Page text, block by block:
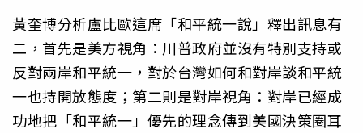
黃奎博分析盧比歐這席「和平統一說」釋出訊息有
二，首先是美方視角：川普政府並沒有特別支持或
反對兩岸和平統一，對於台灣如何和對岸談和平統
一也持開放態度；第二則是對岸視角：對岸已經成
功地把「和平統一」優先的理念傳到美國決策圈耳